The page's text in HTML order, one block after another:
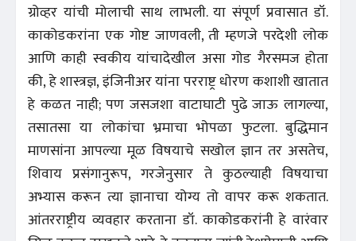
ग्रोव्हर यांची मोलाची साथ लाभली. या संपूर्ण प्रवासात डॉ.
काकोडकरांना एक गोष्ट जाणवली, ती म्हणजे परदेशी लोक
आणि काही स्वकीय यांचादेखील असा गोड गैरसमज होता
की, हे शास्त्रज्ञ, इंजिनीअर यांना परराष्ट्र धोरण कशाशी खातात
हे कळत नाही; पण जसजशा वाटाघाटी पुढे जाऊ लागल्या,
तसातसा या लोकांचा भ्रमाचा भोपळा फुटला. बुद्धिमान
माणसांना आपल्या मूळ विषयाचे सखोल ज्ञान तर असतेच,
शिवाय प्रसंगानुरूप, गरजेनुसार ते कुठल्याही विषयाचा
अभ्यास करून त्या ज्ञानाचा योग्य तो वापर करू शकतात.
आंतरराष्ट्रीय व्यवहार करताना डॉ. काकोडकरांनी हे वारंवार